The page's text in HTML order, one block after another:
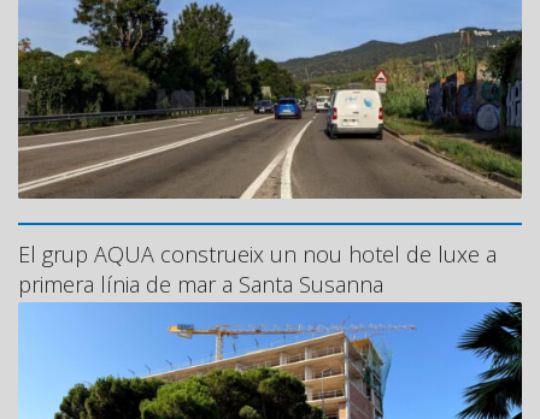
El grup AQUA construeix un nou hotel de luxe a
primera línia de mar a Santa Susanna